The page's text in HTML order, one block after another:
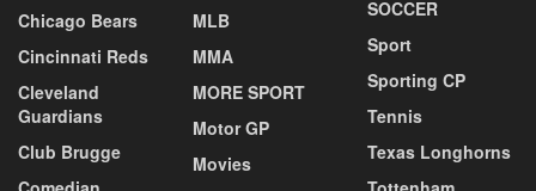
Chicago Bears
Cincinnati Reds
Cleveland
Guardians
Club Brugge
MLB
MMA
MORE SPORT
Motor GP
Movies
SOCCER
Sport
Sporting CP
Tennis
Texas Longhorns